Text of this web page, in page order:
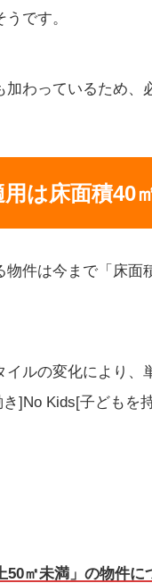
です。
わっているため、
は床面積40
件は今まで「床面
イルの変化により、
]No Kids[子どもを
50㎡未満」の物件